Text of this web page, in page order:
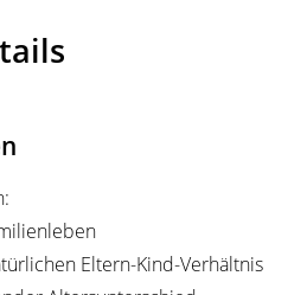
Eltern-Kind-Verhältnis